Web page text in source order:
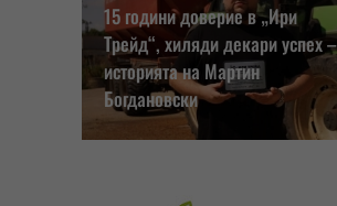
15 години доверие в „Ири
Трейд“, хиляди декари успех –
историята на Мартин
Богдановски